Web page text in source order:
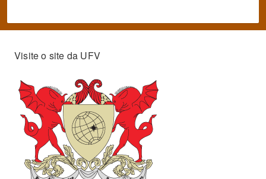
Visite o site da UFV